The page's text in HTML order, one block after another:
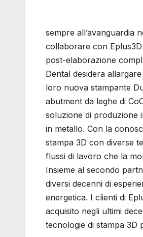
sempre all’avanguardia
collaborare con
post-elaborazione
Dental desidera
loro nuova stampante
abutment da leghe di
soluzione di produzione
in metallo. Con la
stampa 3D con diverse
flussi di lavoro che la
Insieme al secondo
diversi decenni di
energetica. I clienti di
acquisito negli ultimi
tecnologie di stampa 3D